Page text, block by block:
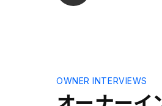
OWNER INTERVIEWS